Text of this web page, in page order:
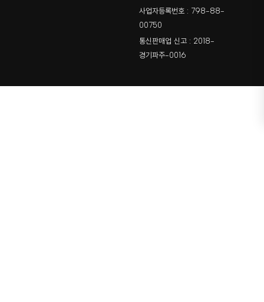
사업자등록번호 : 798-88-
00750
통신판매업 신고 : 2018-
경기파주-0016